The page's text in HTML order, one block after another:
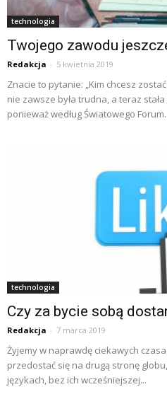
technologia
Twojego zawodu
Redakcja - 5 kwietnia 2019
Znacie to pytanie: „Kim chcesz
nie zawsze była trudna, a teraz
ponieważ według Światowego
technologia
Czy za bycie sobą
Redakcja - 7 marca 2019
Żyjemy w naprawdę ciekawych
przedostać się na drugą stronę
językach, bez ich wcześniejszej...